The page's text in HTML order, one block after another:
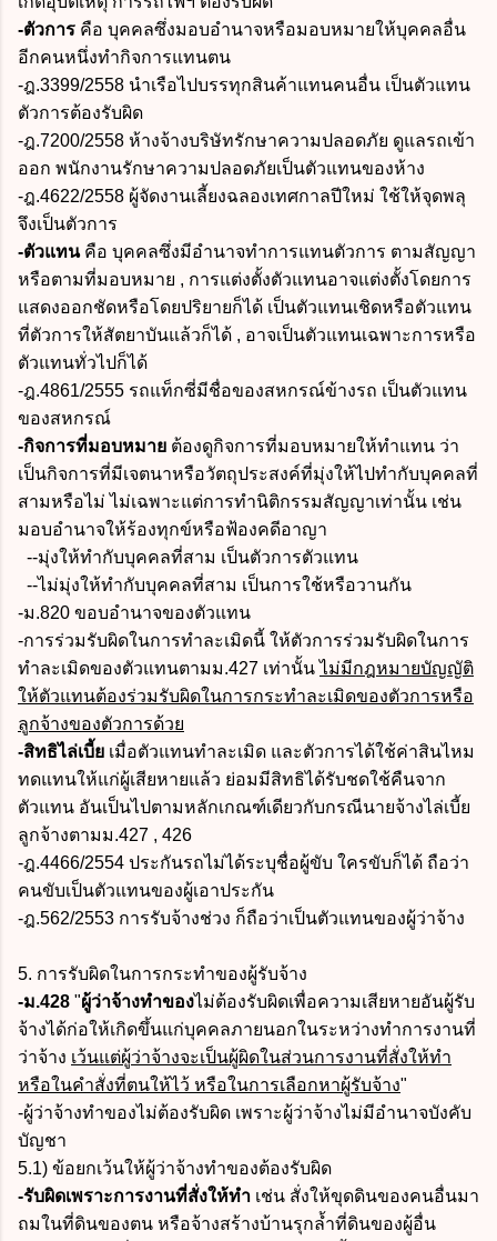
-ตัวการ คือ บุคคลซึ่งมอบอำนาจหรือมอบหมายให้บุคคลอื่น
อีกคนหนึ่งทำกิจการแทนตน
-ฎ.3399/2558 นำเรือไปบรรทุกสินค้าแทนคนอื่น เป็นตัวแทน
ตัวการต้องรับผิด
-ฎ.7200/2558 ห้างจ้างบริษัทรักษาความปลอดภัย ดูแลรถเข้า
ออก พนักงานรักษาความปลอดภัยเป็นตัวแทนของห้าง
-ฎ.4622/2558 ผู้จัดงานเลี้ยงฉลองเทศกาลปีใหม่ ใช้ให้จุดพลุ
จึงเป็นตัวการ
-ตัวแทนคือ บุคคลซึ่งมีอำนาจทำการแทนตัวการ ตามสัญญา
หรือตามที่มอบหมาย , การแต่งตั้งตัวแทนอาจแต่งตั้งโดยการ
แสดงออกชัดหรือโดยปริยายก็ได้ เป็นตัวแทนเชิดหรือตัวแทน
ที่ตัวการให้สัตยาบันแล้วก็ได้ , อาจเป็นตัวแทนเฉพาะการหรือ
ตัวแทนทั่วไปก็ได้
-ฎ.4861/2555 รถแท็กซี่มีชื่อของสหกรณ์ข้างรถ เป็นตัวแทน
ของสหกรณ์
-กิจการที่มอบหมาย ต้องดูกิจการที่มอบหมายให้ทำแทน ว่า
เป็นกิจการที่มีเจตนาหรือวัตถุประสงค์ที่มุ่งให้ไปทำกับบุคคลที่
สามหรือไม่ ไม่เฉพาะแต่การทำนิติกรรมสัญญาเท่านั้น เช่น
มอบอำนาจให้ร้องทุกข์หรือฟ้องคดีอาญา
--มุ่งให้ทำกับบุคคลที่สาม เป็นตัวการตัวแทน
--ไม่มุ่งให้ทำกับบุคคลที่สาม เป็นการใช้หรือวานกัน
-ม.820 ขอบอำนาจของตัวแทน
-การร่วมรับผิดในการทำละเมิดนี้ ให้ตัวการร่วมรับผิดในการ
ทำละเมิดของตัวแทนตามม.427 เท่านั้นไม่มีกฎหมายบัญญัติ
ให้ตัวแทนต้องร่วมรับผิดในการกระทำละเมิดของตัวการหรือ
ลูกจ้างของตัวการด้วย
-สิทธิไล่เบี้ย เมื่อตัวแทนทำละเมิด และตัวการได้ใช้ค่าสินไหม
ทดแทนให้แก่ผู้เสียหายแล้ว ย่อมมีสิทธิได้รับชดใช้คืนจาก
ตัวแทน อันเป็นไปตามหลักเกณฑ์เดียวกับกรณีนายจ้างไล่เบี้ย
ลูกจ้างตามม.427 , 426
-ฎ.4466/2554 ประกันรถไม่ได้ระบุชื่อผู้ขับ ใครขับก็ได้ ถือว่า
คนขับเป็นตัวแทนของผู้เอาประกัน
-ฎ.562/2553 การรับจ้างช่วง ก็ถือว่าเป็นตัวแทนของผู้ว่าจ้าง
5. การรับผิดในการกระทำของผู้รับจ้าง
-ม.428 "ผู้ว่าจ้างทำของไม่ต้องรับผิดเพื่อความเสียหายอันผู้รับ
จ้างได้ก่อให้เกิดขึ้นแก่บุคคลภายนอกในระหว่างทำการงานที่
ว่าจ้าง เว้นแต่ผู้ว่าจ้างจะเป็นผู้ผิดในส่วนการงานที่สั่งให้ทำ
หรือในคำสั่งที่ตนให้ไว้ หรือในการเลือกหาผู้รับจ้าง"
-ผู้ว่าจ้างทำของไม่ต้องรับผิด เพราะผู้ว่าจ้างไม่มีอำนาจบังคับ
บัญชา
5.1) ข้อยกเว้นให้ผู้ว่าจ้างทำของต้องรับผิด
-รับผิดเพราะการงานที่สั่งให้ทำ เช่น สั่งให้ขุดดินของคนอื่นมา
ถมในที่ดินของตน หรือจ้างสร้างบ้านรุกล้ำที่ดินของผู้อื่น